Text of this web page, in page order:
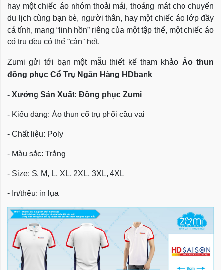
hay một chiếc áo nhóm thoải mái, thoáng mát cho chuyến
du lịch cùng bạn bè, người thân, hay một chiếc áo lớp đầy
cá tính, mang “linh hồn” riêng của một tập thể, một chiếc áo
cổ trụ đều có thể “cân” hết.
Zumi gửi tới bạn một mẫu thiết kế tham khảo Áo thun
đồng phục Cổ Trụ Ngân Hàng HDbank
- Xưởng Sản Xuất: Đồng phục Zumi
- Kiểu dáng: Áo thun cổ trụ phối cầu vai
- Chất liệu: Poly
- Màu sắc: Trắng
- Size: S, M, L, XL, 2XL, 3XL, 4XL
- In/thêu: in lụa